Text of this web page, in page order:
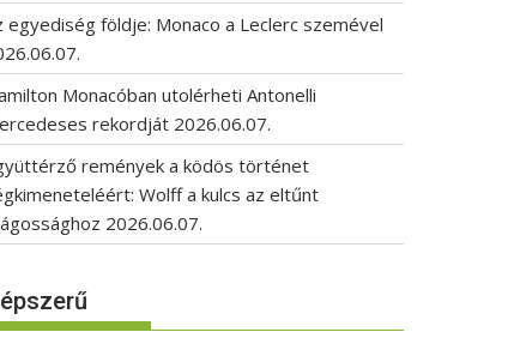
egyediség földje: Monaco a Leclerc szemével
Monacóban utolérheti Antonelli
rekordját 2026.06.07.
remények a ködös történet
Wolff a kulcs az eltűnt
2026.06.07.